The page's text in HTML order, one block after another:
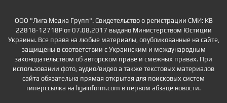
ООО "Лига Медиа Групп". Свидетельство о регистрации СМИ: КВ
22818-12718Р от 07.08.2017 выдано Министерством Юстиции
Украины. Все права на любые материалы, опубликованные на сайте,
защищены в соответствии с Украинским и международным
законодательством об авторском праве и смежных правах. При
использовании фото, аудио/видео а также текстовых материалов
сайта обязательна прямая открытая для поисковых систем
гиперссылка на ligainform.com в первом абзаце новости.